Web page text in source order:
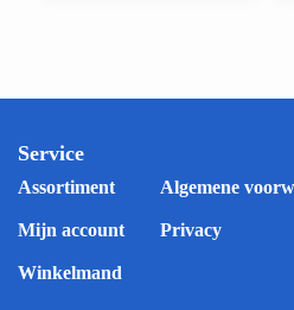
Service
Assortiment
Mijn account
Winkelmand
Algemene
Privacy